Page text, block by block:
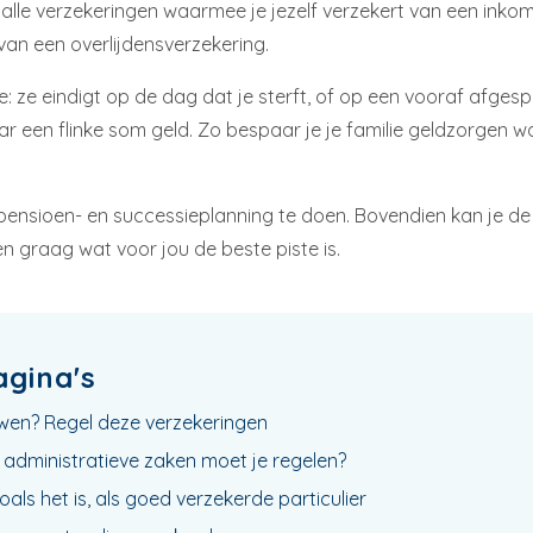
verzekeringen waarmee je jezelf verzekert van een
een overlijdensverzekering.
ze eindigt op de dag dat je sterft, of op een vooraf
een flinke som geld. Zo bespaar je je familie geldzorgen
en successieplanning te doen. Bovendien kan je
graag wat voor jou de beste piste is.
Regel deze verzekeringen
administratieve zaken moet je regelen?
het is, als goed verzekerde particulier